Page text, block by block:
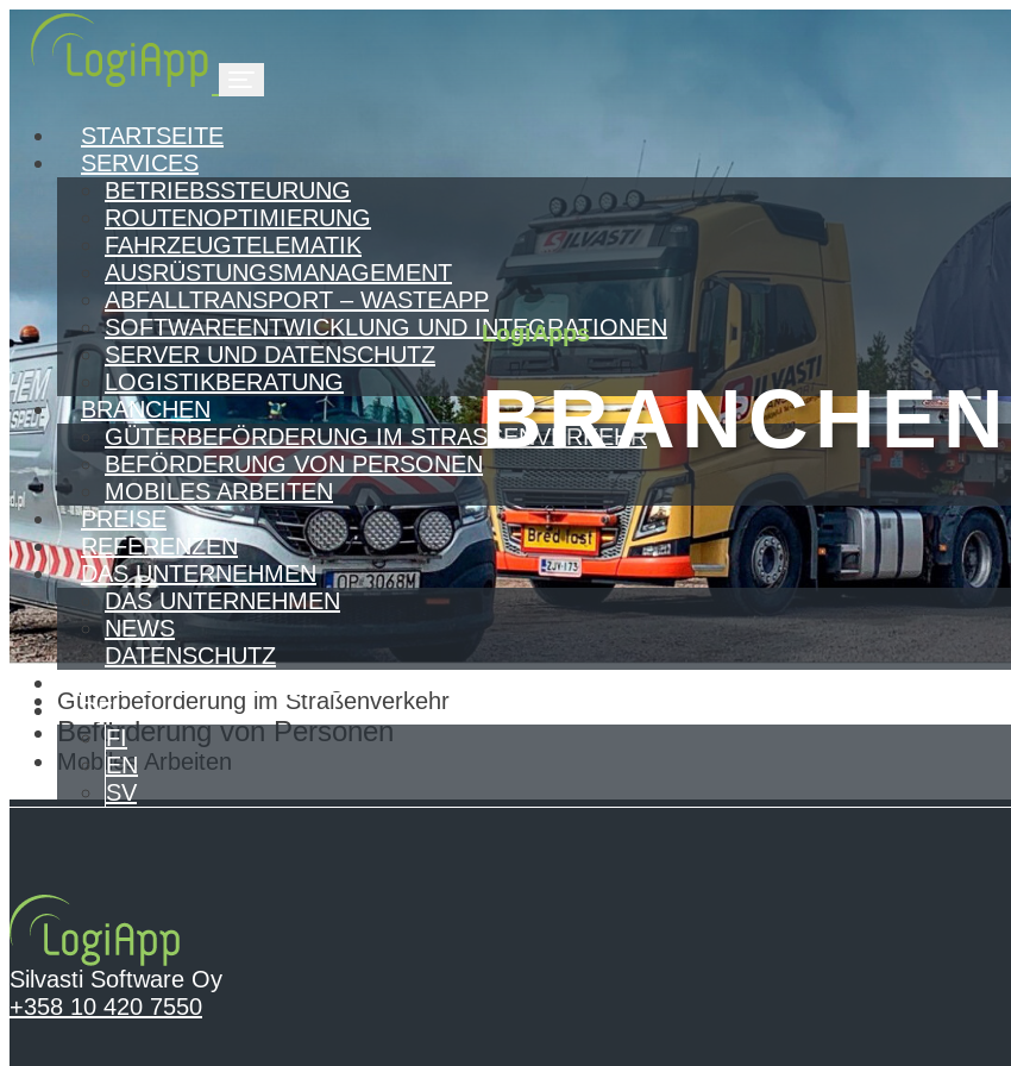
STARTSEITE
SERVICES
BETRIEBSSTEURUNG
ROUTENOPTIMIERUNG
FAHRZEUGTELEMATIK
AUSRÜSTUNGSMANAGEMENT
ABFALLTRANSPORT – WASTEAPP
SOFTWAREENTWICKLUNG UND INTEGRATIONEN
SERVER UND DATENSCHUTZ
LOGISTIKBERATUNG
BRANCHEN
GÜTERBEFÖRDERUNG IM STRASSENVERKEHR
BEFÖRDERUNG VON PERSONEN
MOBILES ARBEITEN
PREISE
REFERENZEN
DAS UNTERNEHMEN
DAS UNTERNEHMEN
NEWS
DATENSCHUTZ
DE
FI
EN
SV
LogiApps
BRANCHEN
Güterbeförderung im Straßenverkehr
Beförderung von Personen
Mobiles Arbeiten
Silvasti Software Oy
+358 10 420 7550